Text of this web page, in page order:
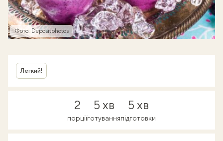
Фото: Depositphotos
Легкий!
2
порції
5 хв
готування
5 хв
підготовки